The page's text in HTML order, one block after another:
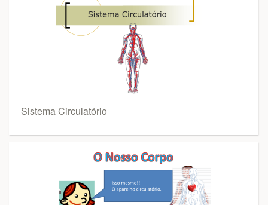
Sistema Circulatório